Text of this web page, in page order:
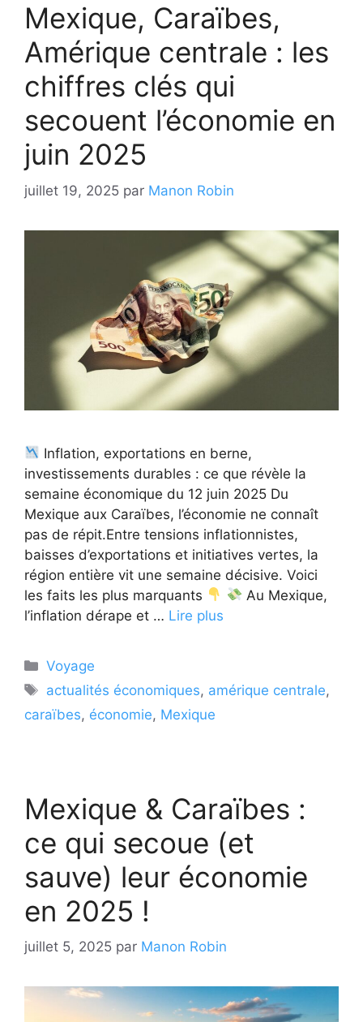
Mexique, Caraïbes,
Amérique centrale : les
chiffres clés qui
secouent l’économie en
juin 2025
juillet 19, 2025 par Manon Robin
Inflation, exportations en berne,
investissements durables : ce que révèle la
semaine économique du 12 juin 2025 Du
Mexique aux Caraïbes, l’économie ne connaît
pas de répit.Entre tensions inflationnistes,
baisses d’exportations et initiatives vertes, la
région entière vit une semaine décisive. Voici
les faits les plus marquants
Au Mexique,
l’inflation dérape et … Lire plus
Catégories
Voyage
Étiquettes
actualités économiques, amérique centrale,
caraïbes, économie, Mexique
Mexique & Caraïbes :
ce qui secoue (et
sauve) leur économie
en 2025 !
juillet 5, 2025 par Manon Robin